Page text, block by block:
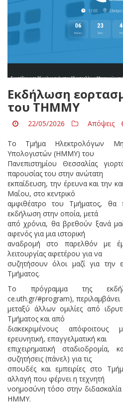
Εκδήλωση
του ΤΗΜΜΥ
22/05/2026 Απόψεις
Το Τμήμα Ηλεκτρολόγων
Υπολογιστών (ΗΜΜΥ) του
Πανεπιστημίου Θεσσαλίας
παρουσίας του στην ανώτατη
εκπαίδευση, την έρευνα και την
Μαΐου, στο κεντρικό
αμφιθέατρο του Τμήματος, θα
εκδήλωση στην οποία, μετά
από χρόνια, θα βρεθούν ξανά
αφενός για μια ιστορική
αναδρομή στο παρελθόν με
λειτουργίας αφετέρου για να
συζητήσουν όλοι μαζί για την
Τμήματος.
Το πρόγραμμα της
ce.uth.gr/#program), περιλαμβάνει
μεταξύ άλλων ομιλίες από
Τμήματος και από
διακεκριμένους απόφοιτους
ερευνητική, επαγγελματική και
επιχειρηματική
συζητήσεις (πάνελ) για τις
σπουδές και εμπειρίες στο
αλλαγή που φέρνει η τεχνητή
νοημοσύνη τόσο στην
ΗΜΜΥ.